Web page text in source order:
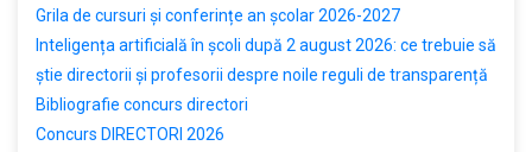
Grila de cursuri și conferințe an școlar 2026-2027
Inteligența artificială în școli după 2 august 2026: ce trebuie să
știe directorii și profesorii despre noile reguli de transparență
Bibliografie concurs directori
Concurs DIRECTORI 2026